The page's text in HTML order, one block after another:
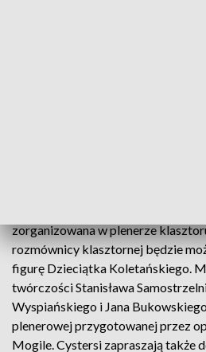
zorganizowana w plenerze
rozmównicy klasztornej będzie
figurę Dzieciątka Koletańskiego.
twórczości Stanisława
Wyspiańskiego i Jana
plenerowej przygotowanej przez
Mogile. Cystersi zapraszają także